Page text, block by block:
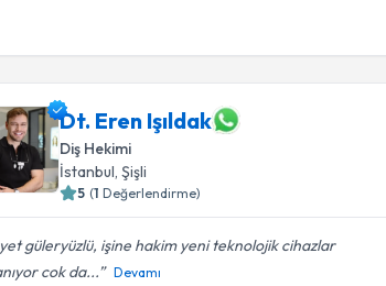
Dt. Eren Işıldak
Diş Hekimi
İstanbul, Şişli
5 (1 Değerlendirme)
güleryüzlü, işine hakim yeni teknolojik cihazlar
cok da...
Devamı